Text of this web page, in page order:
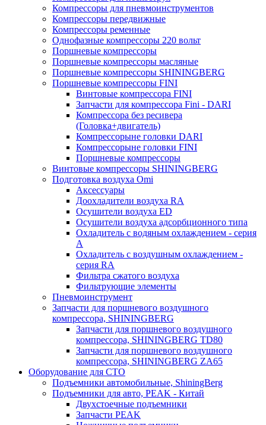
Компрессоры для пневмоинструментов
Компрессоры передвижные
Компрессоры ременные
Однофазные компрессоры 220 вольт
Поршневые компрессоры
Поршневые компрессоры масляные
Поршневые компрессоры SHININGBERG
Поршневые компрессоры FINI
Винтовые компрессора FINI
Запчасти для компрессора Fini - DARI
Компрессора без ресивера
(Головка+двигатель)
Компрессорыне головки DARI
Компрессорыне головки FINI
Поршневые компрессоры
Винтовые компрессоры SHININGBERG
Подготовка воздуха Omi
Аксессуары
Доохладители воздуха RA
Осушители воздуха ED
Осушители воздуха адсорбционного типа
Охладитель с водяным охлаждением - серия
A
Охладитель с воздушным охлаждением -
серия RA
Фильтра сжатого воздуха
Фильтрующие элементы
Пневмоинструмент
Запчасти для поршневого воздушного
компрессора, SHININGBERG
Запчасти для поршневого воздушного
компрессора, SHININGBERG TD80
Запчасти для поршневого воздушного
компрессора, SHININGBERG ZA65
Оборудование для СТО
Подъемники автомобильные, ShiningBerg
Подъемники для авто, PEAK - Китай
Двухстоечные подъемники
Запчасти PEAK